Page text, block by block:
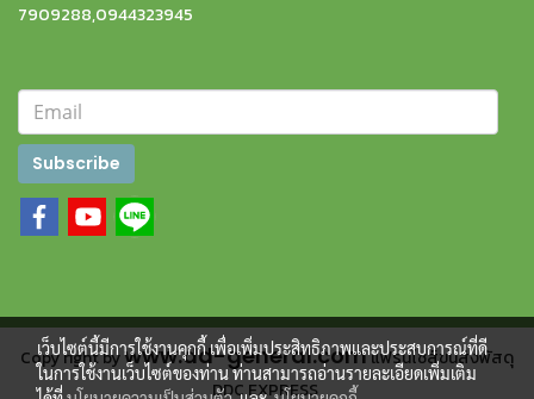
7909288,0944323945
Subscribe
Copy right bywww.dd-general.comแฟรนไชส์ขนส่งพัสดุ
DDC EXPRESS
เว็บไซต์นี้มีการใช้งานคุกกี้ เพื่อเพิ่มประสิทธิภาพและประสบการณ์ที่ดี
ในการใช้งานเว็บไซต์ของท่าน ท่านสามารถอ่านรายละเอียดเพิ่มเติม